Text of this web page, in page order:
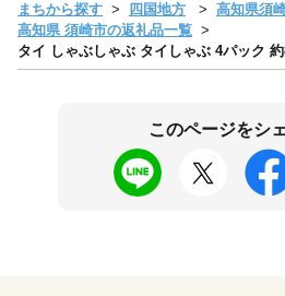
まちから探す 四国地方
高知県須
高知県 須崎市の返礼品一覧
タイ しゃぶしゃぶ タイしゃぶ 4パック
このページをシ